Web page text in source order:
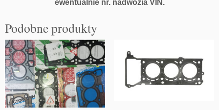
ewentualnie nr. nadwozia VIN.
Podobne produkty